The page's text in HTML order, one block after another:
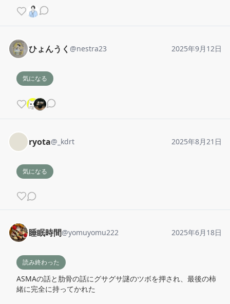
ひょんうく @nestra23 2025年9月12日
気になる
ryota@ _kdrt 2025年8月21日
気になる
睡眠時間@yomuyomu222 2025年6月18日
読み終わった
ASMAの話と肋骨の話にグサグサ謎のツボを押され、最後の柿
緒に完全に持ってかれた